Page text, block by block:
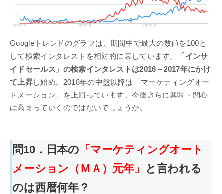
Googleトレンドのグラフは、期間中で最大の数値を100と
して検索インタレストを相対的に表しています。
「インサ
イドセールス」の検索インタレストは2016～2017年にかけ
て上昇し始め、2018年の中盤以降は「マーケティングオー
トメーション」を上回っています。今後さらに興味・関心
は高まっていくのではないでしょうか。
問10．日本の 「マーケティングオート
メーション（ＭＡ）元年」 と言われる
のは西暦何年？